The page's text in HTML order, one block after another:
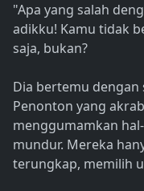
"Apa yang salah
adikku! Kamu tidak
saja, bukan?
Dia bertemu
Penonton yang
menggumamkan
mundur. Mereka
terungkap, memilih